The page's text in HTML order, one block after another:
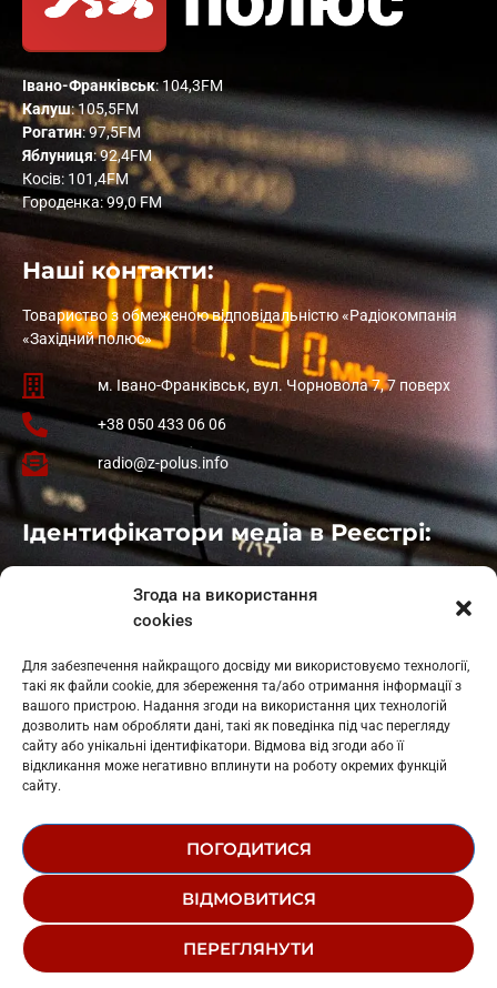
Згода на використання
cookies
Для забезпечення найкращого досвіду ми використовуємо технології,
такі як файли cookie, для збереження та/або отримання інформації з
вашого пристрою. Надання згоди на використання цих технологій
дозволить нам обробляти дані, такі як поведінка під час перегляду
сайту або унікальні ідентифікатори. Відмова від згоди або її
відкликання може негативно вплинути на роботу окремих функцій
сайту.
ПОГОДИТИСЯ
ВІДМОВИТИСЯ
ПЕРЕГЛЯНУТИ
Івано-Франківськ: 104,3FM
Калуш: 105,5FM
Рогатин: 97,5FM
Яблуниця: 92,4FM
Косів: 101,4FM
Городенка: 99,0 FM
Наші контакти:
Товариство з обмеженою відповідальністю «Радіокомпанія
«Західний полюс»
м. Івано-Франківськ, вул. Чорновола 7, 7 поверх
+38 050 433 06 06
radio@z-polus.info
Ідентифікатори медіа в Реєстрі:
: L11-01410
: L11-01801
Косів: L11-01805
Гарасимів: L11-02274
© 1995-2026 РК «ЗАХІДНИЙ ПОЛЮС»
РЕДАКЦІЙНИЙ СТАТУТ
СТРУКТУРА ВЛАСНОСТІ